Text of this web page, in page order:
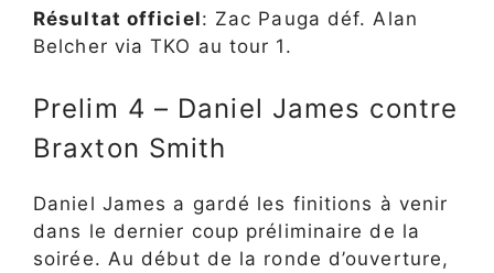
Résultat officiel: Zac Pauga déf. Alan
Belcher via TKO au tour 1.
Prelim 4 – Daniel James contre
Braxton Smith
Daniel James a gardé les finitions à venir
dans le dernier coup préliminaire de la
soirée. Au début de la ronde d’ouverture,